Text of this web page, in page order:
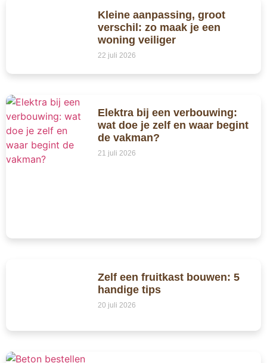
Kleine aanpassing, groot
verschil: zo maak je een
woning veiliger
22 juli 2026
Elektra bij een verbouwing:
wat doe je zelf en waar begint
de vakman?
21 juli 2026
Zelf een fruitkast bouwen: 5
handige tips
20 juli 2026